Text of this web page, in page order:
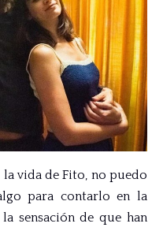
vida de Fito, no puedo
para contarlo en la
sensación de que han